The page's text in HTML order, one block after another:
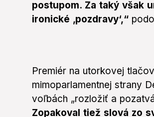
postupom. Za taký však
ironické ‚pozdravy‘,“
Premiér na utorkovej
mimoparlamentnej strany
voľbách „rozložiť a
Zopakoval tiež slová zo